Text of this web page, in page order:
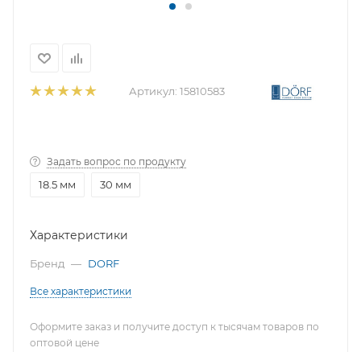
Артикул: 15810583
Задать вопрос по продукту
18.5 мм 30 мм
Характеристики
Бренд — DORF
Все характеристики
Оформите заказ и получите доступ к тысячам товаров по
оптовой цене